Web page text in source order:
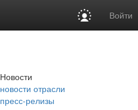
Войти
Новости
новости отрасли
пресс-релизы